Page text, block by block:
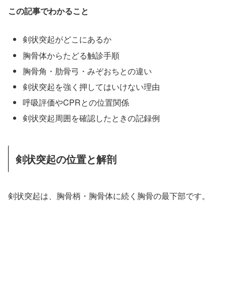
この記事でわかること
剣状突起がどこにあるか
胸骨体からたどる触診手順
胸骨角・肋骨弓・みぞおちとの違い
剣状突起を強く押してはいけない理由
呼吸評価やCPRとの位置関係
剣状突起周囲を確認したときの記録例
剣状突起の位置と解剖
剣状突起は、胸骨柄・胸骨体に続く胸骨の最下部です。